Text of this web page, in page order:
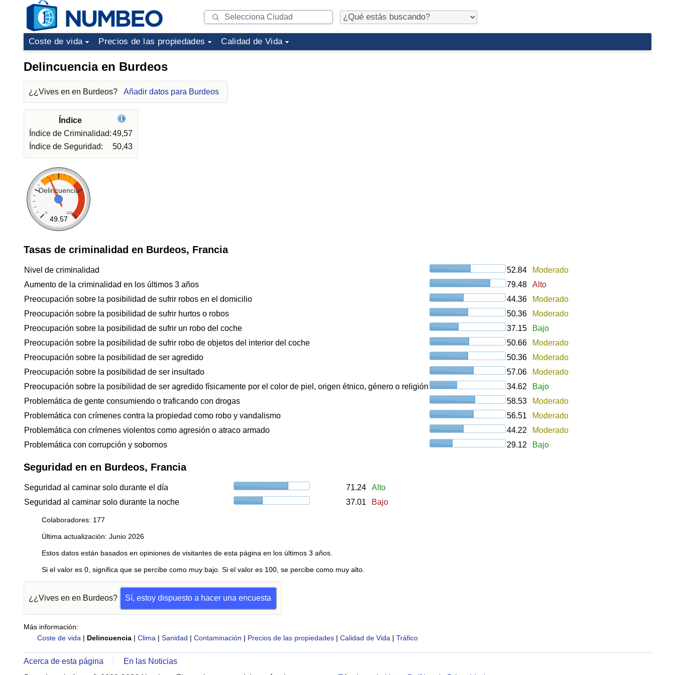
Coste de vida Precios de las propiedades Calidad de Vida
Delincuencia en Burdeos
¿¿Vives en en Burdeos? Añadir datos para Burdeos
Índice
Índice de Criminalidad:49,57
Índice de Seguridad:
50,43
Delincuencia
0 120
49.57
Tasas de criminalidad en Burdeos, Francia
Nivel de criminalidad 52.84
Moderado
Aumento de la criminalidad en los últimos 3 años
79.48
Alto
Preocupación sobre la posibilidad de sufrir robos en el domicilio
44.36
Moderado
Preocupación sobre la posibilidad de sufrir hurtos o robos
50.36
Moderado
Preocupación sobre la posibilidad de sufrir un robo del coche
37.15
Bajo
Preocupación sobre la posibilidad de sufrir robo de objetos del interior del coche
50.66
Moderado
Preocupación sobre la posibilidad de ser agredido
50.36
Moderado
Preocupación sobre la posibilidad de ser insultado
57.06
Moderado
Preocupación sobre la posibilidad de ser agredido físicamente por el color de piel, origen étnico, género o religión
34.62
Bajo
Problemática de gente consumiendo o traficando con drogas
58.53
Moderado
Problemática con crímenes contra la propiedad como robo y vandalismo
56.51
Moderado
Problemática con crímenes violentos como agresión o atraco armado
44.22
Moderado
Problemática con corrupción y sobornos
29.12 Bajo
Seguridad en en Burdeos, Francia
Seguridad al caminar solo durante el día 71.24
Alto
Seguridad al caminar solo durante la noche
37.01 Bajo
Colaboradores: 177
Última actualización: Junio 2026
Estos datos están basados en opiniones de visitantes de esta página en los últimos 3 años.
Si el valor es 0, significa que se percibe como muy bajo. Si el valor es 100, se percibe como muy alto.
¿¿Vives en en Burdeos? Sí, estoy dispuesto a hacer una encuesta
Más información:
Coste de vida | Delincuencia | Clima | Sanidad | Contaminación | Precios de las propiedades | Calidad de Vida | Tráfico
Acerca de esta página
En las Noticias